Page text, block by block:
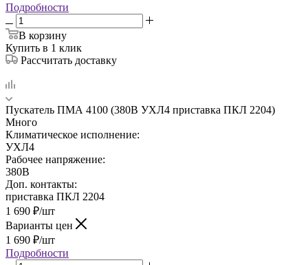
Подробности
В корзину
Купить в 1 клик
Рассчитать доставку
Пускатель ПМА 4100 (380В УХЛ4 приставка ПКЛ 2204)
Много
Климатическое исполнение:
УХЛ4
Рабочее напряжение:
380В
Доп. контакты:
приставка ПКЛ 2204
1 690 ₽/шт
Варианты цен
1 690 ₽/шт
Подробности